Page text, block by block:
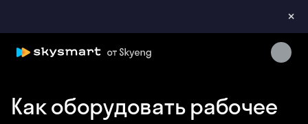
×
Skysmart Chat
online